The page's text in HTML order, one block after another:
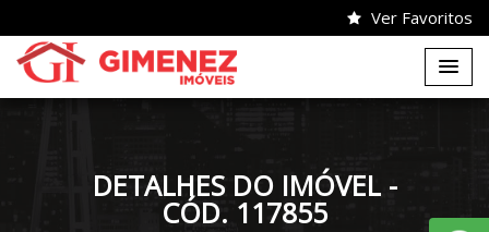
Ver Favoritos
DETALHES DO IMÓVEL -
CÓD. 117855